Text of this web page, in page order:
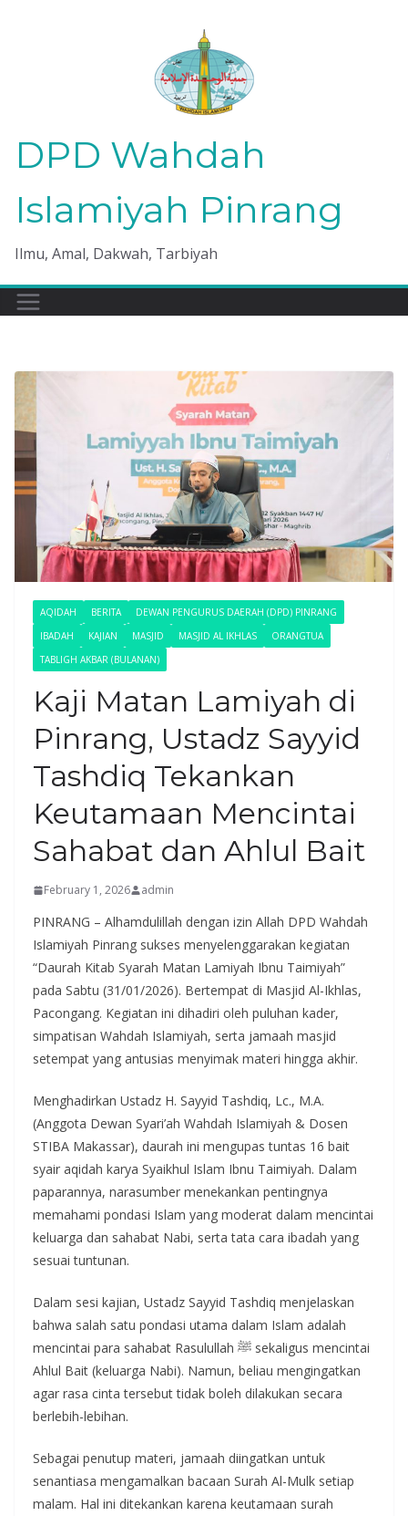
DPD Wahdah
Islamiyah Pinrang
Ilmu, Amal, Dakwah, Tarbiyah
AQIDAH BERITA
DEWAN PENGURUS DAERAH (DPD) PINRANG
IBADAH
KAJIAN MASJID MASJID AL IKHLAS
ORANGTUA
TABLIGH AKBAR (BULANAN)
Kaji Matan Lamiyah di
Pinrang, Ustadz Sayyid
Tashdiq Tekankan
Keutamaan Mencintai
Sahabat dan Ahlul Bait
February 1, 2026 admin
PINRANG – Alhamdulillah dengan izin Allah DPD Wahdah
Islamiyah Pinrang sukses menyelenggarakan kegiatan
“Daurah Kitab Syarah Matan Lamiyah Ibnu Taimiyah”
pada Sabtu (31/01/2026). Bertempat di Masjid Al-Ikhlas,
Pacongang. Kegiatan ini dihadiri oleh puluhan kader,
simpatisan Wahdah Islamiyah, serta jamaah masjid
setempat yang antusias menyimak materi hingga akhir.
Menghadirkan Ustadz H. Sayyid Tashdiq, Lc., M.A.
(Anggota Dewan Syari’ah Wahdah Islamiyah & Dosen
STIBA Makassar), daurah ini mengupas tuntas 16 bait
syair aqidah karya Syaikhul Islam Ibnu Taimiyah. Dalam
paparannya, narasumber menekankan pentingnya
memahami pondasi Islam yang moderat dalam mencintai
keluarga dan sahabat Nabi, serta tata cara ibadah yang
sesuai tuntunan.
Dalam sesi kajian, Ustadz Sayyid Tashdiq menjelaskan
bahwa salah satu pondasi utama dalam Islam adalah
mencintai para sahabat Rasulullah ﷺ sekaligus mencintai
Ahlul Bait (keluarga Nabi). Namun, beliau mengingatkan
agar rasa cinta tersebut tidak boleh dilakukan secara
berlebih-lebihan.
Sebagai penutup materi, jamaah diingatkan untuk
senantiasa mengamalkan bacaan Surah Al-Mulk setiap
malam. Hal ini ditekankan karena keutamaan surah